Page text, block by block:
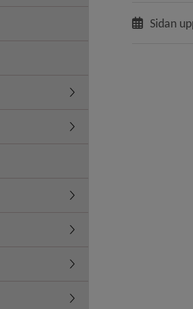
Undermeny för
Undermeny för Försäkringar
Undermeny för Risker och
Undermeny för
Undermeny för Trygga miljöer
Undermeny för Utbildningar,
Sidan